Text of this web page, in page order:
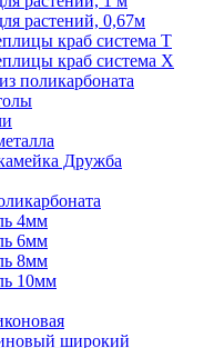
растений, 0,67м
краб система Т
краб система Х
поликарбоната
Дружба
4мм
6мм
8мм
10мм
широкий